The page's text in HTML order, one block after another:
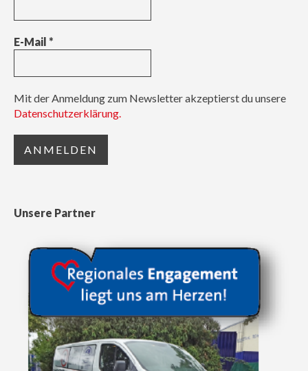
E-Mail *
Mit der Anmeldung zum Newsletter akzeptierst du unsere
Datenschutzerklärung.
Unsere Partner